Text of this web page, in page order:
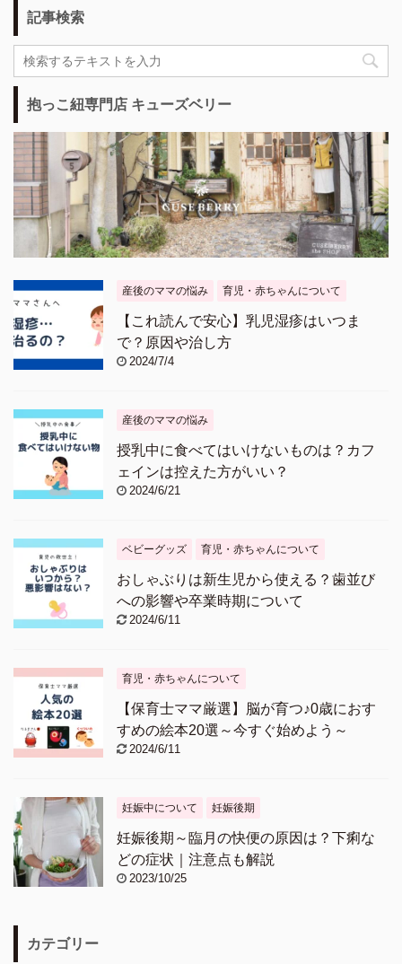
記事検索
抱っこ紐専門店 キューズベリー
産後のママの悩み 育児・赤ちゃんについて
【これ読んで安心】乳児湿疹はいつま
で？原因や治し方
2024/7/4
産後のママの悩み
授乳中に食べてはいけないものは？カフ
ェインは控えた方がいい？
2024/6/21
ベビーグッズ 育児・赤ちゃんについて
おしゃぶりは新生児から使える？歯並び
への影響や卒業時期について
2024/6/11
育児・赤ちゃんについて
【保育士ママ厳選】脳が育つ♪0歳におす
すめの絵本20選～今すぐ始めよう～
2024/6/11
妊娠中について 妊娠後期
妊娠後期～臨月の快便の原因は？下痢な
どの症状｜注意点も解説
2023/10/25
カテゴリー